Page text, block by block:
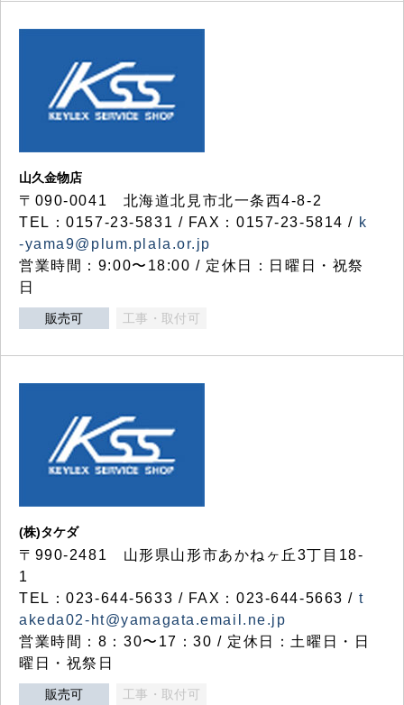
山久金物店
〒090-0041 北海道北見市北一条西4-8-2
TEL：0157-23-5831 / FAX：0157-23-5814 / k
-yama9@plum.plala.or.jp
営業時間：9:00〜18:00 / 定休日：日曜日・祝祭
日
販売可 工事・取付可
(株)タケダ
〒990-2481 山形県山形市あかねヶ丘3丁目18-
1
TEL：023-644-5633 / FAX：023-644-5663 / t
akeda02-ht@yamagata.email.ne.jp
営業時間：8：30〜17：30 / 定休日：土曜日・日
曜日・祝祭日
販売可 工事・取付可